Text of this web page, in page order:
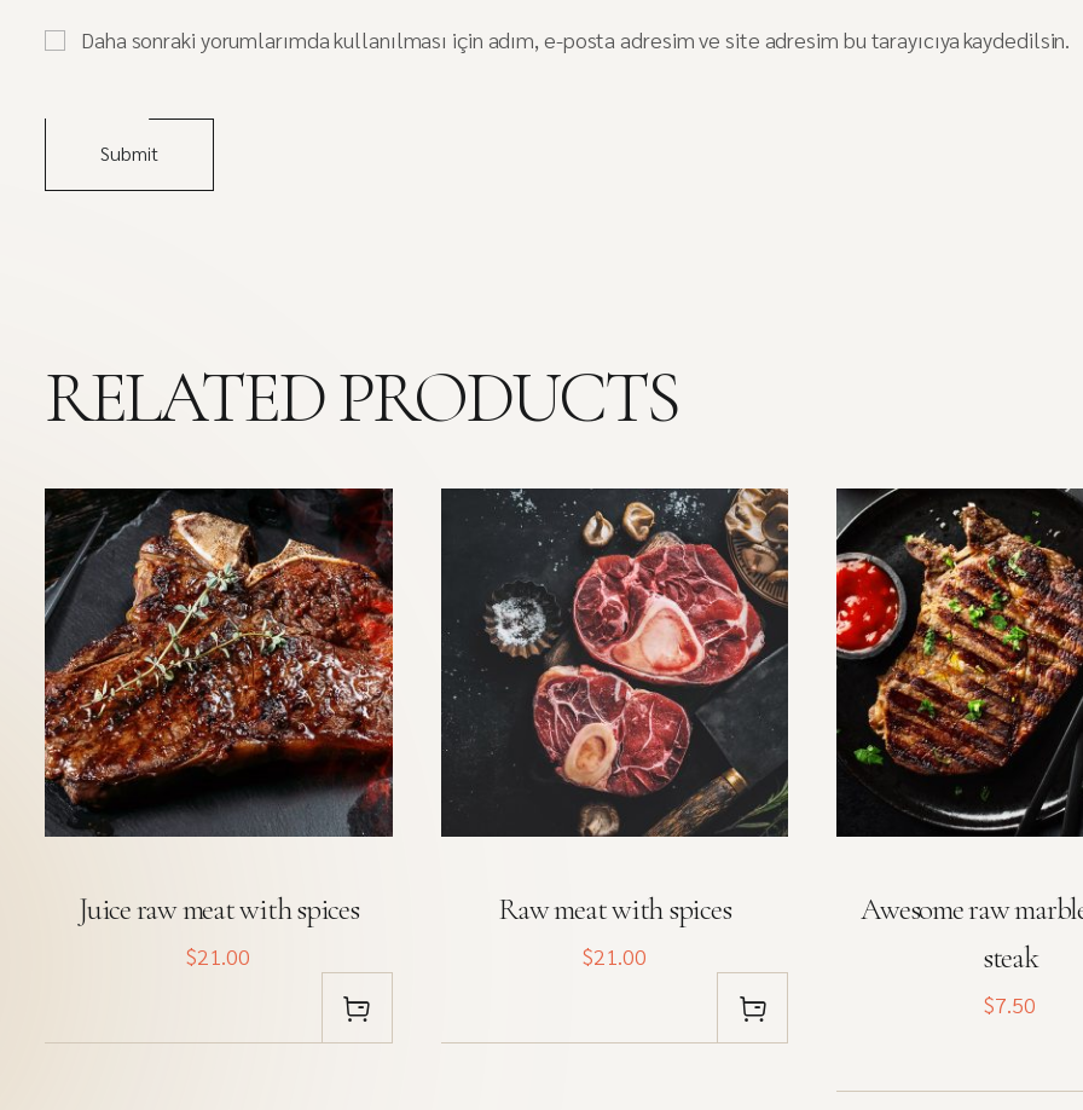
Daha sonraki yorumlarımda kullanılması için adım, e-posta adresim ve site adresim bu tarayıcıya kaydedilsin.
RELATED PRODUCTS
Juice raw meat with spices
$21.00
Raw meat with spices
$21.00
Awesome raw
steak
$7.50